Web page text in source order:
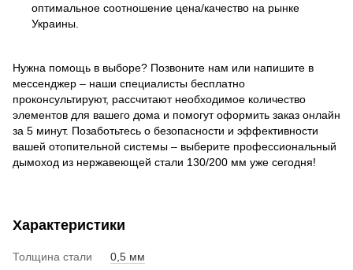
оптимальное соотношение цена/качество на рынке
Украины.
Нужна помощь в выборе? Позвоните нам или напишите в
мессенджер – наши специалисты бесплатно
проконсультируют, рассчитают необходимое количество
элементов для вашего дома и помогут оформить заказ онлайн
за 5 минут. Позаботьтесь о безопасности и эффективности
вашей отопительной системы – выберите профессиональный
дымоход из нержавеющей стали 130/200 мм уже сегодня!
Характеристики
Толщина стали
0,5 мм